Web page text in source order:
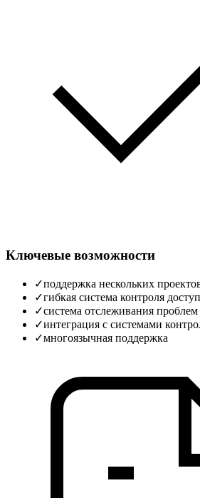
Ключевые возможности
✓поддержка нескольких
✓гибкая система контроля
✓система отслеживания проблем
✓интеграция с системами
✓многоязычная поддержка